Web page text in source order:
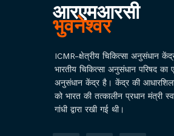
आरएमआरसी
भुवनेश्वर
ICMR-क्षेत्रीय चिकित्सा अनुसंधान
भारतीय चिकित्सा अनुसंधान परिषद का
अनुसंधान केंद्र है। केंद्र की
को भारत की तत्कालीन प्रधान मंत्री
गांधी द्वारा रखी गई थी।